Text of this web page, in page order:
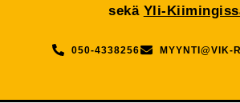
sekä Yli-
050-4338256 MYYNTI@VIK-